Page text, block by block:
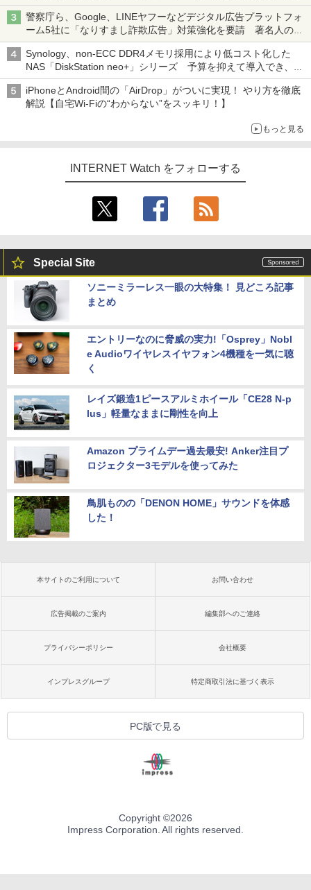
ち・ざ・ろーど！その14】【空いた時間でなにしてる？】
警察庁ら、Google、LINEヤフーなどデジタル広告プラットフォ
ーム5社に「なりすまし詐欺広告」対策強化を要請 著名人の写
真や映像を使った投資詐欺などへの対策として
Synology、non-ECC DDR4メモリ採用により低コスト化した
NAS「DiskStation neo+」シリーズ 予算を抑えて導入でき、
ECCメモリへのアップグレードも可能
iPhoneとAndroid間の「AirDrop」がついに実現！ やり方を徹底
解説【自宅Wi-Fiの“わからない”をスッキリ！】
もっと見る
INTERNET Watch をフォローする
Special Site
ソニーミラーレス一眼の大特集！ 見どころ記事
まとめ
エントリーなのに脅威の実力!「Osprey」Nobl
e Audioワイヤレスイヤフォン4機種を一気に聴
く
レイズ鍛造1ピースアルミホイール「CE28 N-p
lus」軽量なままに剛性を向上
Amazon プライムデー過去最安! Anker注目プ
ロジェクター3モデルを使ってみた
鳥肌ものの「DENON HOME」サウンドを体感
した！
本サイトのご利用について お問い合わせ
広告掲載のご案内 編集部へのご連絡
プライバシーポリシー 会社概要
インプレスグループ 特定商取引法に基づく表示
PC版で見る
Copyright ©2026
Impress Corporation. All rights reserved.